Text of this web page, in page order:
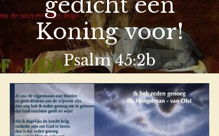
Koning voor!
Psalm 45:2b